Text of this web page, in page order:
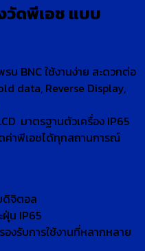
วัดพีเอช แบบ
บ BNC ใช้งานง่าย สะดวกต่อ
data, Reverse Display,
มาตรฐานตัวเครื่อง IP65
ค่าพีเอชได้ทุกสถานการณ์
ดิจิตอล
น IP65
งรับการใช้งานที่หลากหลาย